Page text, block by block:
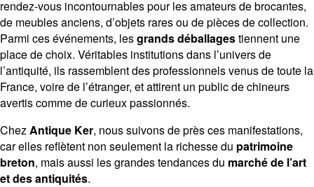
Contact
rendez-vous incontournables pour les amateurs de brocantes,
de meubles anciens, d’objets rares ou de pièces de collection.
Parmi ces événements, lesgrands déballagestiennent une
place de choix. Véritables institutions dans l’univers de
l’antiquité, ils rassemblent des professionnels venus de toute la
France, voire de l’étranger, et attirent un public de chineurs
avertis comme de curieux passionnés.
ChezAntique Ker, nous suivons de près ces manifestations,
car elles reflètent non seulement la richesse du patrimoine
breton, mais aussi les grandes tendances du marché de l’art
et des antiquités.